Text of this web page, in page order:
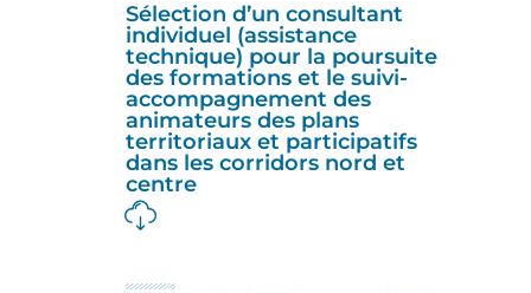
Sélection d’un consultant
individuel (assistance
technique) pour la poursuite
des formations et le suivi-
accompagnement des
animateurs des plans
territoriaux et participatifs
dans les corridors nord et
centre